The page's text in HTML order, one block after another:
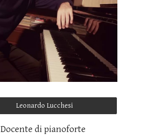
Leonardo Lucchesi
Docente di pianoforte